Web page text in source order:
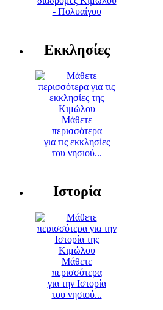
- Πολυαίγου
Εκκλησίες
Μάθετε
περισσότερα
για τις εκκλησίες
του νησιού...
Ιστορία
Μάθετε
περισσότερα
για την Ιστορία
του νησιού...